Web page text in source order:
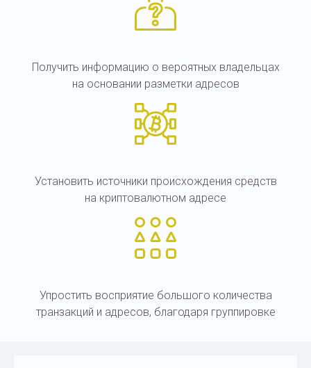
Получить информацию о вероятных владельцах
на основании разметки адресов
Установить источники происхождения средств
на криптовалютном адресе
Упростить восприятие большого количества
транзакций и адресов, благодаря группировке